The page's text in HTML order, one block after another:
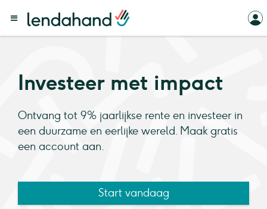
Investeer met impact
Ontvang tot 9% jaarlijkse rente en investeer in
een duurzame en eerlijke wereld. Maak gratis
een account aan.
Start vandaag